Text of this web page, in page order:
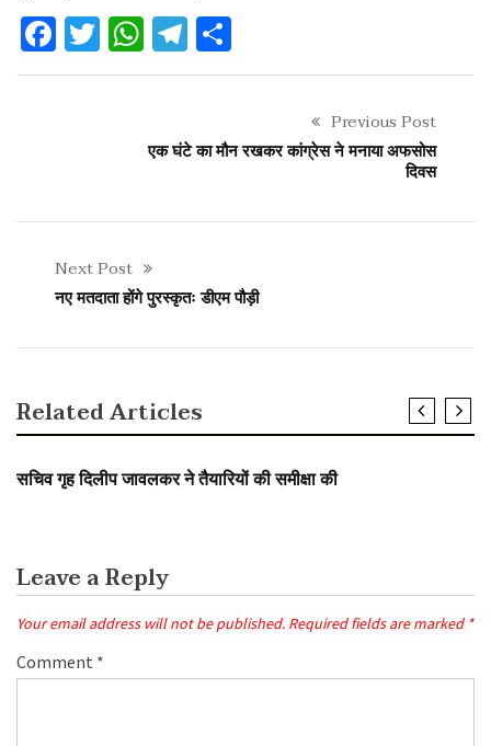
Facebook
Twitter
WhatsApp
Telegram
Previous Post
एक घंटे का मौन रखकर कांग्रेस ने मनाया अफसोस
दिवस
Next Post
नए मतदाता होंगे पुरस्कृतः डीएम पौड़ी
Related Articles
सचिव गृह दिलीप जावलकर ने तैयारियों की समीक्षा की
Leave a Reply
Your email address will not be published. Required fields are marked *
Comment *